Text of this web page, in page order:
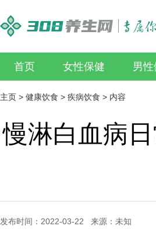
首页 女性保健 男性
主页 > 健康饮食 > 疾病饮食 > 内容
慢淋白血病
发布时间：2022-03-22 来源：未知